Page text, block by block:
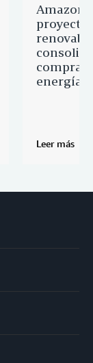
Amazon
energía
Leer más